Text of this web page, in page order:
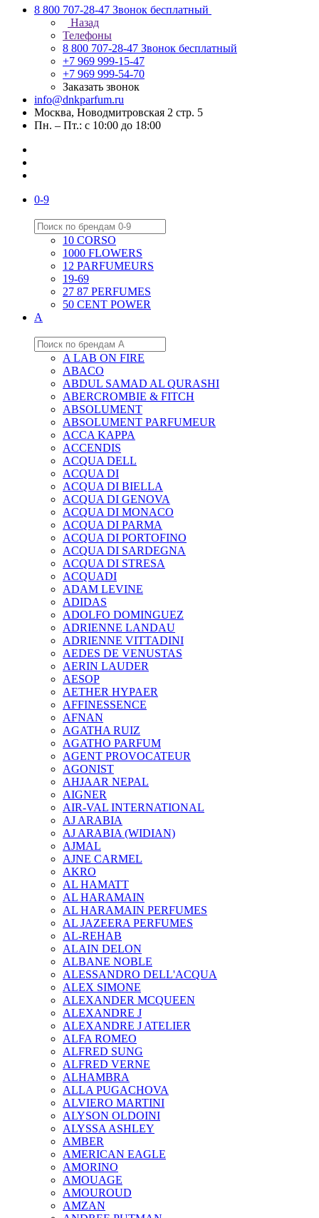
8 800 707-28-47 Звонок бесплатный
Назад
Телефоны
8 800 707-28-47 Звонок бесплатный
+7 969 999-15-47
+7 969 999-54-70
Заказать звонок
info@dnkparfum.ru
Москва, Новодмитровская 2 стр. 5
Пн. – Пт.: с 10:00 до 18:00
0-9
10 CORSO
1000 FLOWERS
12 PARFUMEURS
19-69
27 87 PERFUMES
50 CENT POWER
A
A LAB ON FIRE
ABACO
ABDUL SAMAD AL QURASHI
ABERCROMBIE & FITCH
ABSOLUMENT
ABSOLUMENT PARFUMEUR
ACCA KAPPA
ACCENDIS
ACQUA DELL
ACQUA DI
ACQUA DI BIELLA
ACQUA DI GENOVA
ACQUA DI MONACO
ACQUA DI PARMA
ACQUA DI PORTOFINO
ACQUA DI SARDEGNA
ACQUA DI STRESA
ACQUADI
ADAM LEVINE
ADIDAS
ADOLFO DOMINGUEZ
ADRIENNE LANDAU
ADRIENNE VITTADINI
AEDES DE VENUSTAS
AERIN LAUDER
AESOP
AETHER HYPAER
AFFINESSENCE
AFNAN
AGATHA RUIZ
AGATHO PARFUM
AGENT PROVOCATEUR
AGONIST
AHJAAR NEPAL
AIGNER
AIR-VAL INTERNATIONAL
AJ ARABIA
AJ ARABIA (WIDIAN)
AJMAL
AJNE CARMEL
AKRO
AL HAMATT
AL HARAMAIN
AL HARAMAIN PERFUMES
AL JAZEERA PERFUMES
AL-REHAB
ALAIN DELON
ALBANE NOBLE
ALESSANDRO DELL'ACQUA
ALEX SIMONE
ALEXANDER MCQUEEN
ALEXANDRE J
ALEXANDRE J ATELIER
ALFA ROMEO
ALFRED SUNG
ALFRED VERNE
ALHAMBRA
ALLA PUGACHOVA
ALVIERO MARTINI
ALYSON OLDOINI
ALYSSA ASHLEY
AMBER
AMERICAN EAGLE
AMORINO
AMOUAGE
AMOUROUD
AMZAN